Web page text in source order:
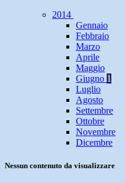
2014
Gennaio
Febbraio
Marzo
Aprile
Maggio
Giugno 1
Luglio
Agosto
Settembre
Ottobre
Novembre
Dicembre
Nessun contenuto da visualizzare